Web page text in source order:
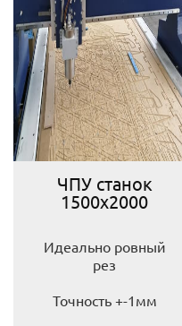
ЧПУ станок
1500х2000
Идеально ровный
рез
Точность +-1мм